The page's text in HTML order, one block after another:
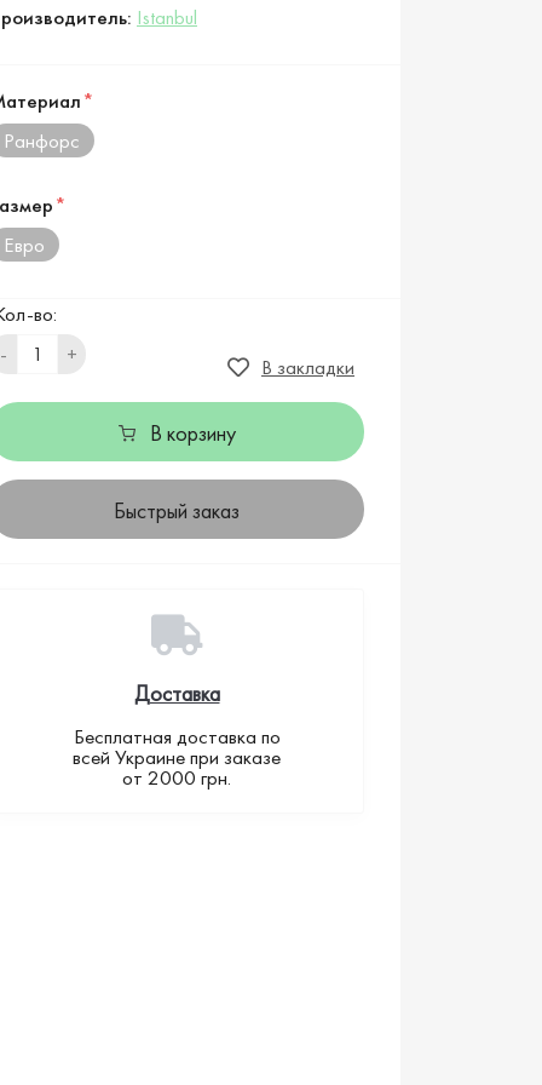
Istanbul
*
Ранфорс
*
Евро
во:
-
+
В закладки
В корзину
Быстрый заказ
Доставка
Бесплатная доставка по
всей Украине при заказе
от 2000 грн.